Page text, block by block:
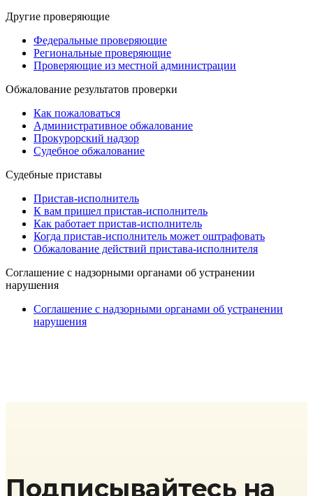
Другие проверяющие
Федеральные проверяющие
Региональные проверяющие
Проверяющие из местной администрации
Обжалование результатов проверки
Как пожаловаться
Административное обжалование
Прокурорский надзор
Судебное обжалование
Судебные приставы
Пристав-исполнитель
К вам пришел пристав-исполнитель
Как работает пристав-исполнитель
Когда пристав-исполнитель может оштрафовать
Обжалование действий пристава-исполнителя
Cоглашение с надзорными органами об устранении
нарушения
Cоглашение с надзорными органами об устранении
нарушения
Подписывайтесь на